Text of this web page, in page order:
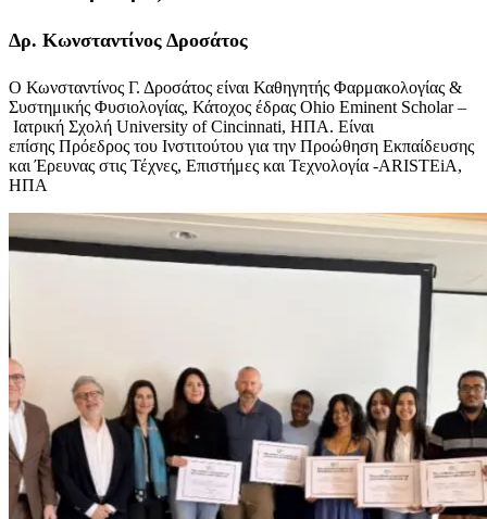
Δρ. Κωνσταντίνος Δροσάτος
Ο Κωνσταντίνος Γ. Δροσάτος είναι Καθηγητής Φαρμακολογίας &
Συστημικής Φυσιολογίας, Κάτοχος έδρας Ohio Eminent Scholar –
Ιατρική Σχολή University of Cincinnati, ΗΠΑ. Είναι
επίσης Πρόεδρος του Ινστιτούτου για την Προώθηση Εκπαίδευσης
και Έρευνας στις Τέχνες, Επιστήμες και Τεχνολογία -ARISTEiA,
ΗΠΑ